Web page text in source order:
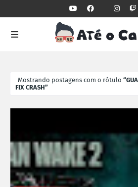
Mostrando postagens com o rótulo
FIX CRASH